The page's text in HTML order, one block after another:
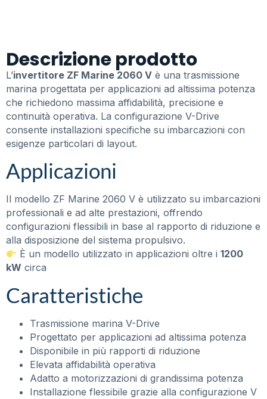
Descrizione prodotto
L’invertitore ZF Marine 2060 V è una trasmissione
marina progettata per applicazioni ad altissima potenza
che richiedono massima affidabilità, precisione e
continuità operativa. La configurazione V-Drive
consente installazioni specifiche su imbarcazioni con
esigenze particolari di layout.
Applicazioni
Il modello ZF Marine 2060 V è utilizzato su imbarcazioni
professionali e ad alte prestazioni, offrendo
configurazioni flessibili in base al rapporto di riduzione e
alla disposizione del sistema propulsivo.
È un modello utilizzato in applicazioni oltre i1200
kW circa
Caratteristiche
Trasmissione marina V-Drive
Progettato per applicazioni ad altissima potenza
Disponibile in più rapporti di riduzione
Elevata affidabilità operativa
Adatto a motorizzazioni di grandissima potenza
Installazione flessibile grazie alla configurazione V